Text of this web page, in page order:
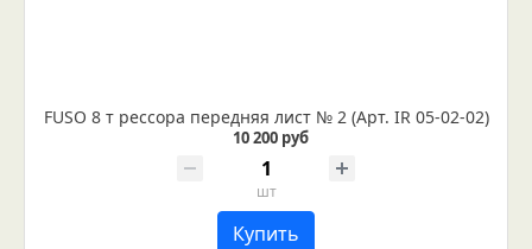
FUSO 8 т рессора передняя лист № 2 (Арт. IR 05-02-02)
10 200 руб
шт
Купить